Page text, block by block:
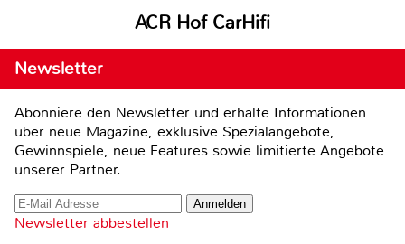
ACR Hof CarHifi
Newsletter
Abonniere den Newsletter und erhalte Informationen
über neue Magazine, exklusive Spezialangebote,
Gewinnspiele, neue Features sowie limitierte Angebote
unserer Partner.
Newsletter abbestellen